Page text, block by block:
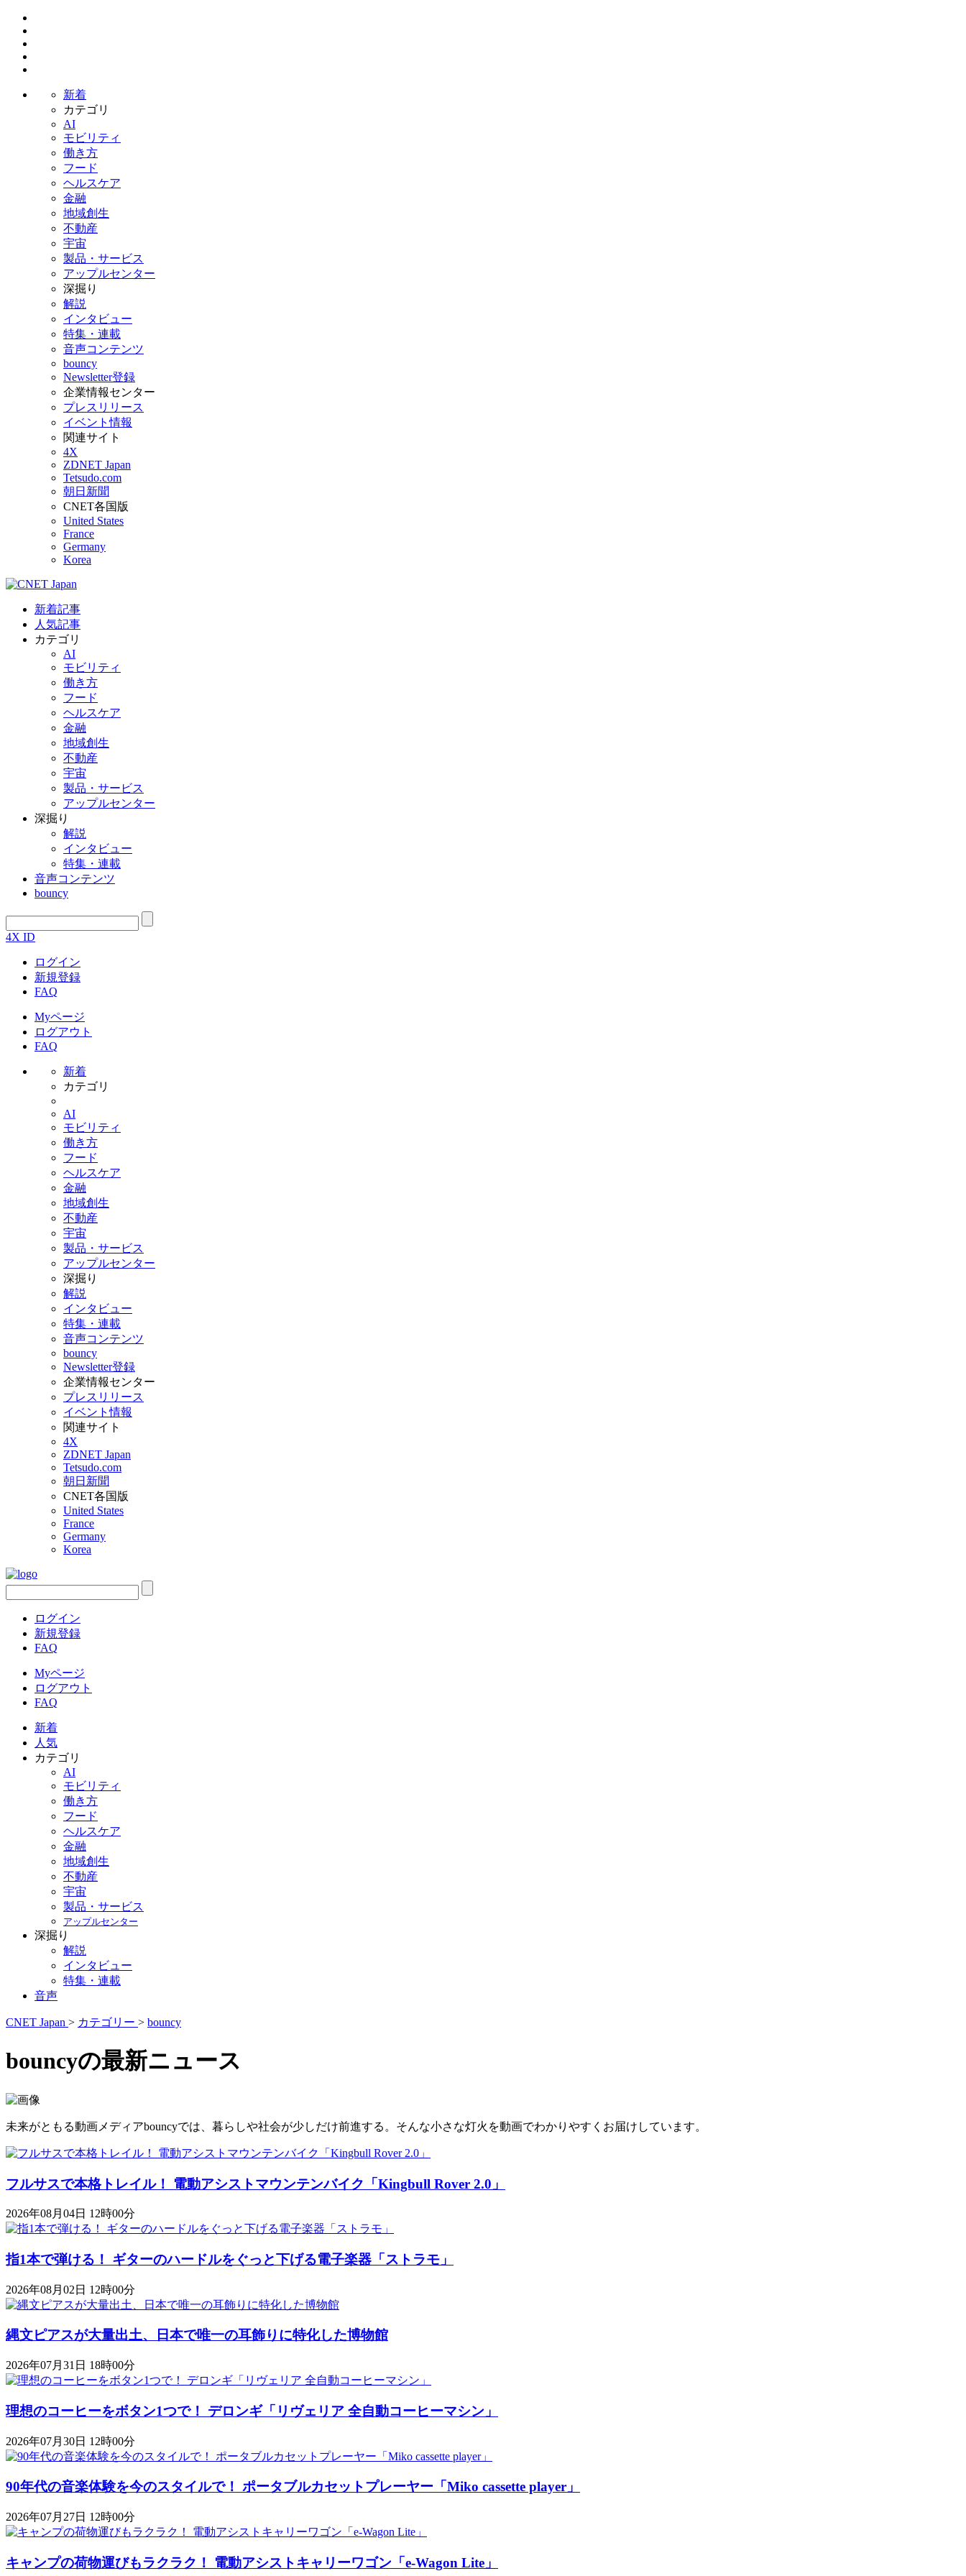
新着
カテゴリ
AI
モビリティ
働き方
フード
ヘルスケア
金融
地域創生
不動産
宇宙
製品・サービス
アップルセンター
深掘り
解説
インタビュー
特集・連載
音声コンテンツ
bouncy
Newsletter登録
企業情報センター
プレスリリース
イベント情報
関連サイト
4X
ZDNET Japan
Tetsudo.com
朝日新聞
CNET各国版
United States
France
Germany
Korea
新着記事
人気記事
カテゴリ
AI
モビリティ
働き方
フード
ヘルスケア
金融
地域創生
不動産
宇宙
製品・サービス
アップルセンター
深掘り
解説
インタビュー
特集・連載
音声コンテンツ
bouncy
4X ID
ログイン
新規登録
FAQ
Myページ
ログアウト
FAQ
新着
カテゴリ
AI
モビリティ
働き方
フード
ヘルスケア
金融
地域創生
不動産
宇宙
製品・サービス
アップルセンター
深掘り
解説
インタビュー
特集・連載
音声コンテンツ
bouncy
Newsletter登録
企業情報センター
プレスリリース
イベント情報
関連サイト
4X
ZDNET Japan
Tetsudo.com
朝日新聞
CNET各国版
United States
France
Germany
Korea
ログイン
新規登録
FAQ
Myページ
ログアウト
FAQ
新着
人気
カテゴリ
AI
モビリティ
働き方
フード
ヘルスケア
金融
地域創生
不動産
宇宙
製品・サービス
アップルセンター
深掘り
解説
インタビュー
特集・連載
音声
CNET Japan > カテゴリー > bouncy
bouncyの最新ニュース
未来がともる動画メディアbouncyでは、暮らしや社会が少しだけ前進する。そんな小さな灯火を動画でわかりやすくお届けしています。
フルサスで本格トレイル！ 電動アシストマウンテンバイク「Kingbull Rover 2.0」
2026年08月04日 12時00分
指1本で弾ける！ ギターのハードルをぐっと下げる電子楽器「ストラモ」
2026年08月02日 12時00分
縄文ピアスが大量出土、日本で唯一の耳飾りに特化した博物館
2026年07月31日 18時00分
理想のコーヒーをボタン1つで！ デロンギ「リヴェリア 全自動コーヒーマシン」
2026年07月30日 12時00分
90年代の音楽体験を今のスタイルで！ ポータブルカセットプレーヤー「Miko cassette player」
2026年07月27日 12時00分
キャンプの荷物運びもラクラク！ 電動アシストキャリーワゴン「​​e-Wagon Lite」